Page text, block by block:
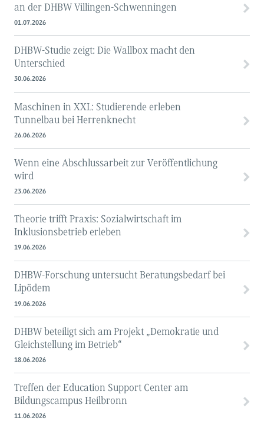
01.07.2026
an der DHBW Villingen-Schwenningen
30.06.2026
DHBW-Studie zeigt: Die Wallbox macht den
Unterschied
26.06.2026
Maschinen in XXL: Studierende erleben
Tunnelbau bei Herrenknecht
23.06.2026
Wenn eine Abschlussarbeit zur Veröffentlichung
wird
19.06.2026
Theorie trifft Praxis: Sozialwirtschaft im
Inklusionsbetrieb erleben
19.06.2026
DHBW-Forschung untersucht Beratungsbedarf bei
Lipödem
18.06.2026
DHBW beteiligt sich am Projekt „Demokratie und
Gleichstellung im Betrieb“
11.06.2026
Treffen der Education Support Center am
Bildungscampus Heilbronn